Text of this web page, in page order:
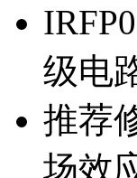
级电
推荐
场效